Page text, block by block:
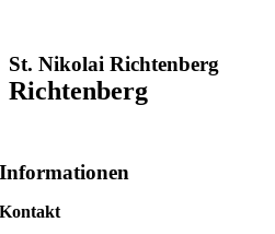
St. Nikolai Richtenberg
Richtenberg
Informationen
Kontakt